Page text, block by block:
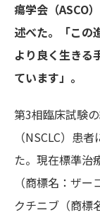
瘍学会（ASCO
述べた。「この
より良く生きる
ています」。
第3相臨床試験
（NSCLC）患
た。現在標準治
（商標名：ザ
クチニブ（商標